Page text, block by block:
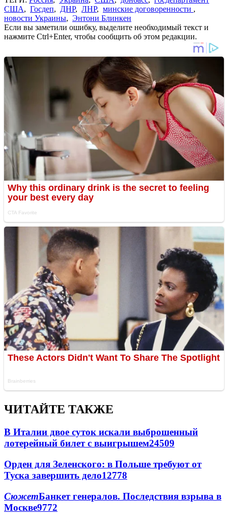
США, Госдеп, ДНР, ЛНР, минские договоренности ,
новости Украины, Энтони Блинкен
Если вы заметили ошибку, выделите необходимый текст и
нажмите Ctrl+Enter, чтобы сообщить об этом редакции.
ЧИТАЙТЕ ТАКЖЕ
В Италии двое суток искали выброшенный
лотерейный билет с выигрышем24509
Орден для Зеленского: в Польше требуют от
Туска завершить дело12778
СюжетБанкет генералов. Последствия взрыва в
Москве9772